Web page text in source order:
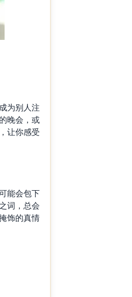
为别人注
晚会，或
让你感受
能会包下
词，总会
饰的真情